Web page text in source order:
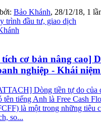
Bảo Khánh, 28/12/18, 1
trình đầu tư, giao dịch
cơ bản nâng cao]
nghiệp - Khái
Dòng tiền tự do của
tên tiếng Anh là Free Cash
là một trong những tiêu
so...